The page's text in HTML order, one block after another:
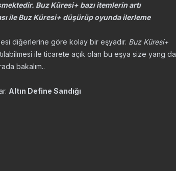
Buz Küresi+ bazı itemlerin artı
ile Buz Küresi+ düşürüp oyunda ilerleme
diğerlerine göre kolay bir eşyadır. Buz Küresi+
ile ticarete açık olan bu eşya size yang da
bakalım..
Altın Define Sandığı